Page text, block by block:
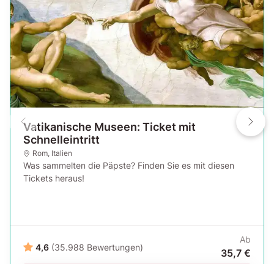
Vatikanische Museen: Ticket mit
Schnelleintritt
Rom, Italien
Was sammelten die Päpste? Finden Sie es mit diesen
Tickets heraus!
4,6 (35.988 Bewertungen)
Ab
35,7 €